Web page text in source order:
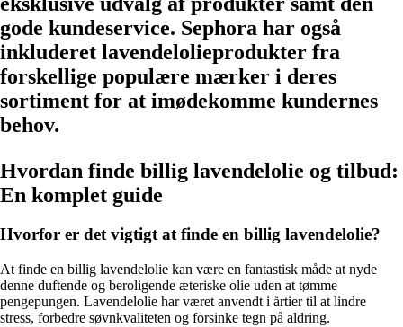
gode kundeservice. Sephora har også
inkluderet lavendelolieprodukter fra
forskellige populære mærker i deres
sortiment for at imødekomme kundernes
behov.
Hvordan finde billig lavendelolie og tilbud:
En komplet guide
Hvorfor er det vigtigt at finde en billig lavendelolie?
At finde en billig lavendelolie kan være en fantastisk måde at nyde
denne duftende og beroligende æteriske olie uden at tømme
pengepungen. Lavendelolie har været anvendt i årtier til at lindre
stress, forbedre søvnkvaliteten og forsinke tegn på aldring.